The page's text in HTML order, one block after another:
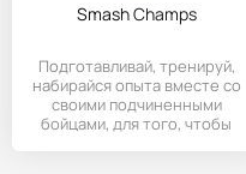
Smash Champs
Подготавливай, тренируй,
набирайся опыта вместе со
своими подчиненными
бойцами, для того, чтобы